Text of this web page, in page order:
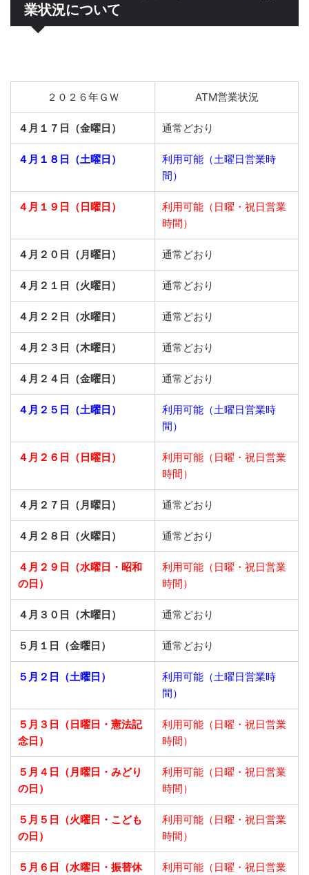
業状況について
２０２６年ＧＷ ATM営業状況
４月１７日（金曜日） 通常どおり
４月１８日（土曜日）
利用可能（土曜日営業時
間）
４月１９日（日曜日）
利用可能（日曜・祝日営業
時間）
４月２０日（月曜日） 通常どおり
４月２１日（火曜日） 通常どおり
４月２２日（水曜日） 通常どおり
４月２３日（木曜日） 通常どおり
４月２４日（金曜日） 通常どおり
４月２５日（土曜日）
利用可能（土曜日営業時
間）
４月２６日（日曜日）
利用可能（日曜・祝日営業
時間）
４月２７日（月曜日） 通常どおり
４月２８日（火曜日） 通常どおり
４月２９日（水曜日・昭和
の日）
利用可能（日曜・祝日営業
時間）
４月３０日（木曜日） 通常どおり
５月１日（金曜日） 通常どおり
５月２日（土曜日）
利用可能（土曜日営業時
間）
５月３日（日曜日・憲法記
念日）
利用可能（日曜・祝日営業
時間）
５月４日（月曜日・みどり
の日）
利用可能（日曜・祝日営業
時間）
５月５日（火曜日・こども
の日）
利用可能（日曜・祝日営業
時間）
５月６日（水曜日・振替休 利用可能（日曜・祝日営業